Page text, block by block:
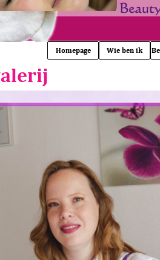
Homepage Wie ben ik